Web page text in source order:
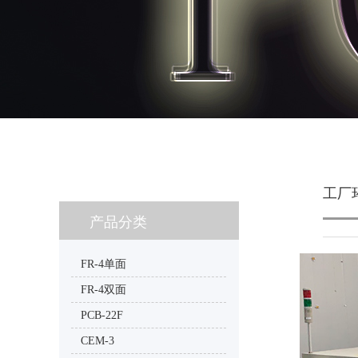
产品分类
FR-4单面
FR-4双面
PCB-22F
CEM-3
工厂